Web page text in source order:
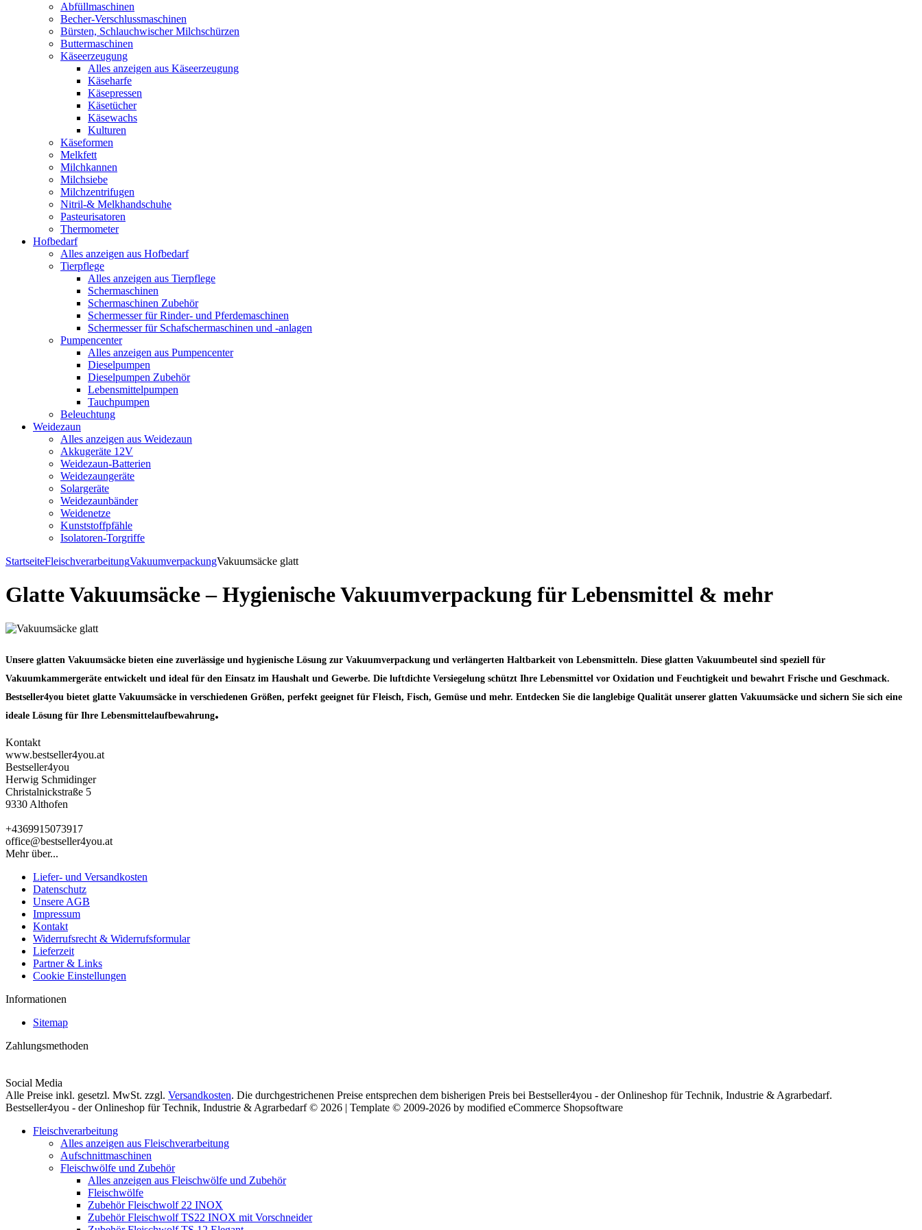
Abfüllmaschinen
Becher-Verschlussmaschinen
Bürsten, Schlauchwischer Milchschürzen
Buttermaschinen
Käseerzeugung
Alles anzeigen aus Käseerzeugung
Käseharfe
Käsepressen
Käsetücher
Käsewachs
Kulturen
Käseformen
Melkfett
Milchkannen
Milchsiebe
Milchzentrifugen
Nitril-& Melkhandschuhe
Pasteurisatoren
Thermometer
Hofbedarf
Alles anzeigen aus Hofbedarf
Tierpflege
Alles anzeigen aus Tierpflege
Schermaschinen
Schermaschinen Zubehör
Schermesser für Rinder- und Pferdemaschinen
Schermesser für Schafschermaschinen und -anlagen
Pumpencenter
Alles anzeigen aus Pumpencenter
Dieselpumpen
Dieselpumpen Zubehör
Lebensmittelpumpen
Tauchpumpen
Beleuchtung
Weidezaun
Alles anzeigen aus Weidezaun
Akkugeräte 12V
Weidezaun-Batterien
Weidezaungeräte
Solargeräte
Weidezaunbänder
Weidenetze
Kunststoffpfähle
Isolatoren-Torgriffe
StartseiteFleischverarbeitungVakuumverpackungVakuumsäcke glatt
Glatte Vakuumsäcke – Hygienische Vakuumverpackung für Lebensmittel & mehr
Unsere glatten Vakuumsäcke bieten eine zuverlässige und hygienische Lösung zur Vakuumverpackung und verlängerten Haltbarkeit von Lebensmitteln. Diese glatten Vakuumbeutel sind speziell für
Vakuumkammergeräte entwickelt und ideal für den Einsatz im Haushalt und Gewerbe. Die luftdichte Versiegelung schützt Ihre Lebensmittel vor Oxidation und Feuchtigkeit und bewahrt Frische und Geschmack.
Bestseller4you bietet glatte Vakuumsäcke in verschiedenen Größen, perfekt geeignet für Fleisch, Fisch, Gemüse und mehr. Entdecken Sie die langlebige Qualität unserer glatten Vakuumsäcke und sichern Sie sich eine
ideale Lösung für Ihre Lebensmittelaufbewahrung.
Kontakt
www.bestseller4you.at
Bestseller4you
Herwig Schmidinger
Christalnickstraße 5
9330 Althofen
+4369915073917
office@bestseller4you.at
Mehr über...
Liefer- und Versandkosten
Datenschutz
Unsere AGB
Impressum
Kontakt
Widerrufsrecht & Widerrufsformular
Lieferzeit
Partner & Links
Cookie Einstellungen
Informationen
Sitemap
Zahlungsmethoden
Social Media
Alle Preise inkl. gesetzl. MwSt. zzgl. Versandkosten. Die durchgestrichenen Preise entsprechen dem bisherigen Preis bei Bestseller4you - der Onlineshop für Technik, Industrie & Agrarbedarf.
Bestseller4you - der Onlineshop für Technik, Industrie & Agrarbedarf © 2026 | Template © 2009-2026 by modified eCommerce Shopsoftware
Fleischverarbeitung
Alles anzeigen aus Fleischverarbeitung
Aufschnittmaschinen
Fleischwölfe und Zubehör
Alles anzeigen aus Fleischwölfe und Zubehör
Fleischwölfe
Zubehör Fleischwolf 22 INOX
Zubehör Fleischwolf TS22 INOX mit Vorschneider